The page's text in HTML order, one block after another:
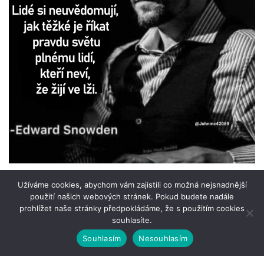
Užíváme cookies, abychom vám zajistili co možná nejsnadnější
použití našich webových stránek. Pokud budete nadále
prohlížet naše stránky předpokládáme, že s použitím cookies
souhlasíte.
Souhlasím
Nesouhlasím